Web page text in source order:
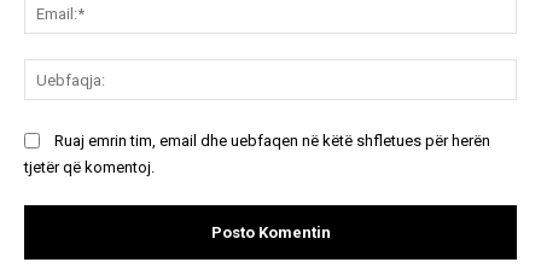
Ruaj emrin tim, email dhe uebfaqen në këtë shfletues për herën
tjetër që komentoj.